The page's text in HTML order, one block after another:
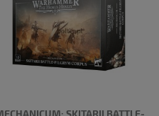
SKITARII BATTLE-